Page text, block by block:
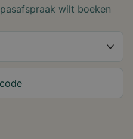
wilt boeken